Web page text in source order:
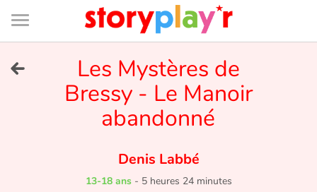
Connexion
Bibliothèque
de
page
Je me connecte
Bibliothèque
Les Mystères de
Bressy - Le Manoir
abandonné
Denis Labbé
13-18 ans- 5 heures 24 minutes